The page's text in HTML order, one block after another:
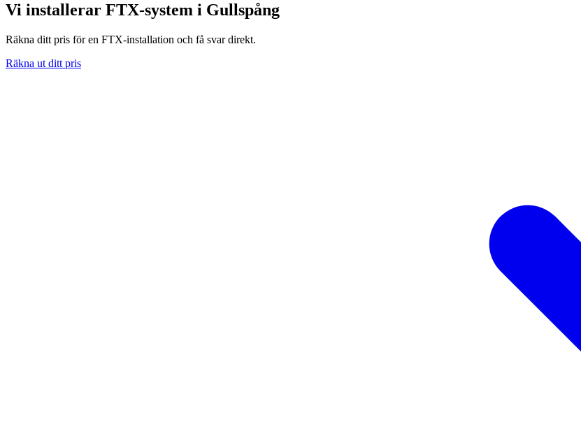
Vi installerar FTX-system i Gullspång
Räkna ditt pris för en FTX-installation och få svar direkt.
Räkna ut ditt pris